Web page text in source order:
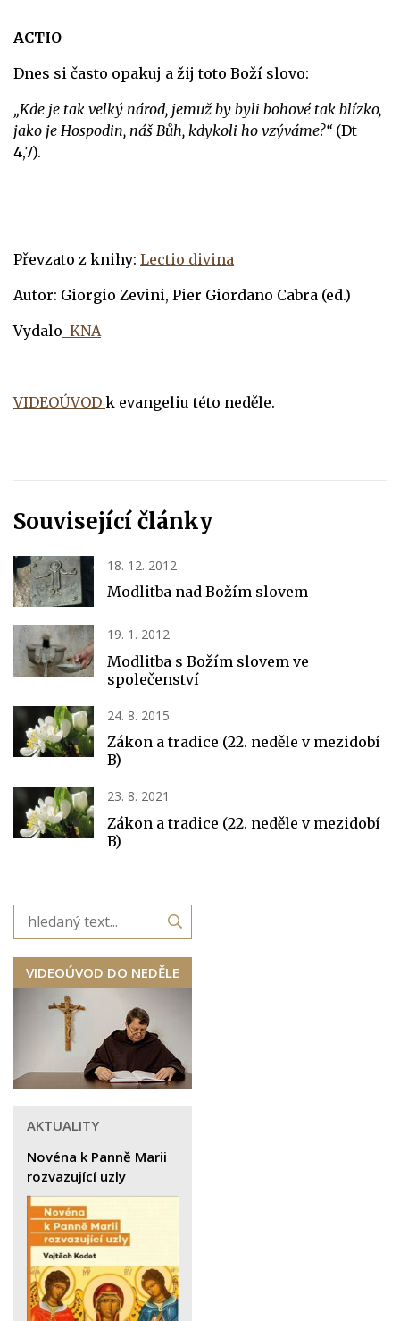
ACTIO
Dnes si často opakuj a žij toto Boží slovo:
„Kde je tak velký národ, jemuž by byli bohové tak blízko,
jako je Hospodin, náš Bůh, kdykoli ho vzýváme?“(Dt
4,7).
Převzato z knihy: Lectio divina
Autor: Giorgio Zevini, Pier Giordano Cabra (ed.)
Vydalo KNA
VIDEOÚVOD k evangeliu této neděle.
Související články
18. 12. 2012
Modlitba nad Božím slovem
19. 1. 2012
Modlitba s Božím slovem ve
společenství
24. 8. 2015
Zákon a tradice (22. neděle v mezidobí
B)
23. 8. 2021
Zákon a tradice (22. neděle v mezidobí
B)
VIDEOÚVOD DO NEDĚLE
AKTUALITY
Novéna k Panně Marii
rozvazující uzly